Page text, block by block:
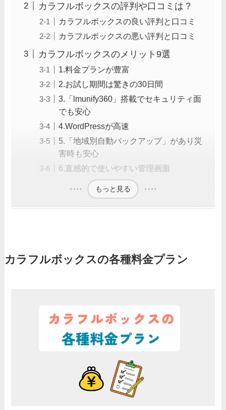
カラフルボックスの評判や口コミは？
カラフルボックスの良い評判と口コミ
カラフルボックスの悪い評判と口コミ
カラフルボックスのメリット9選
1.料金プランが豊富
2.お試し期間は驚きの30日間
3.「lmunify360」搭載でセキュリティ面
でも安心
4.WordPressが高速
5.「地域別自動バックアップ」があり災
害時も安心
6.直感的で使いやすい管理画面
もっと見る
カラフルボックスの各種料金プラン